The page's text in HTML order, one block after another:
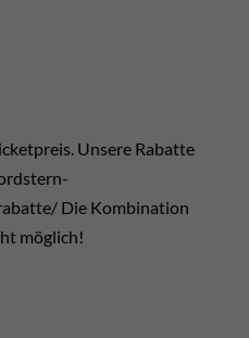
Unsere Rabatte
Die Kombination
möglich!